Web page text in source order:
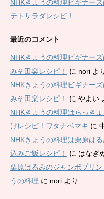
NHKきょうの料理ビギナー
テトサラダレシピ！
最近のコメント
NHKきょうの料理ビギナー
みそ田楽レシピ！
に nori よ
NHKきょうの料理ビギナー
みそ田楽レシピ！
に やよい
NHKきょうの料理はらっき
けレシピ！ワタナベマキ に
NHKきょうの料理は栗原は
込みご飯レシピ！
に はなぎ
栗原はるみのジャンボプリ
うの料理 に nori より